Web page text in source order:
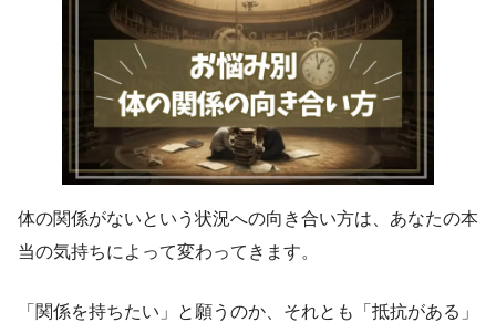
体の関係がないという状況への向き合い方は、あなたの本
当の気持ちによって変わってきます。
「関係を持ちたい」と願うのか、それとも「抵抗がある」